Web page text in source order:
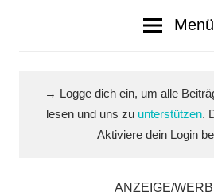
Menü
→ Logge dich ein, um alle
lesen und uns zu unterstützen.
Aktiviere dein Login
ANZEIGE/